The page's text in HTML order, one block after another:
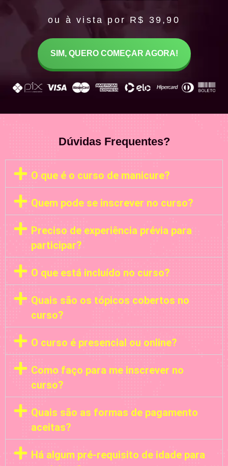
ou à vista por R$ 39,90
SIM, QUERO COMEÇAR AGORA!
Dúvidas Frequentes?
O que é o curso de manicure?
Quem pode se inscrever no curso?
Preciso de experiência prévia para
participar?
O que está incluído no curso?
Quais são os tópicos cobertos no
curso?
O curso é presencial ou online?
Como faço para me inscrever no
curso?
Quais são as formas de pagamento
aceitas?
Há algum pré-requisito de idade para